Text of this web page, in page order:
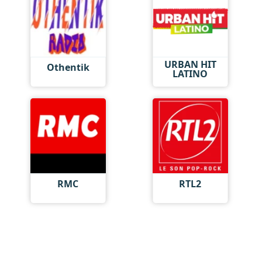
Othentik URBAN HIT
LATINO
RMC RTL2